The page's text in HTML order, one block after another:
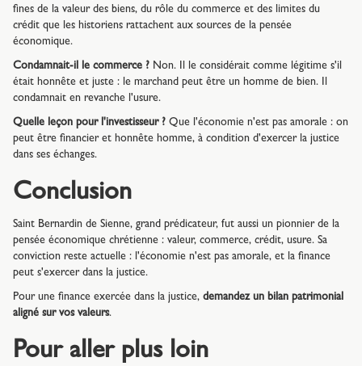
fines de la valeur des biens, du rôle du commerce et des limites du
crédit que les historiens rattachent aux sources de la pensée
économique.
Condamnait-il le commerce ? Non. Il le considérait comme légitime s'il
était honnête et juste : le marchand peut être un homme de bien. Il
condamnait en revanche l'usure.
Quelle leçon pour l'investisseur ? Que l'économie n'est pas amorale : on
peut être financier et honnête homme, à condition d'exercer la justice
dans ses échanges.
Conclusion
Saint Bernardin de Sienne, grand prédicateur, fut aussi un pionnier de la
pensée économique chrétienne : valeur, commerce, crédit, usure. Sa
conviction reste actuelle : l'économie n'est pas amorale, et la finance
peut s'exercer dans la justice.
Pour une finance exercée dans la justice, demandez un bilan patrimonial
aligné sur vos valeurs.
Pour aller plus loin